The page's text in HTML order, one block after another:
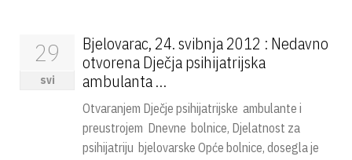
29
svi
Bjelovarac, 24. svibnja 2012 : Nedavno
otvorena Dječja psihijatrijska
ambulanta …
Otvaranjem Dječje psihijatrijske ambulante i
preustrojem Dnevne bolnice, Djelatnost za
psihijatriju bjelovarske Opće bolnice, dosegla je